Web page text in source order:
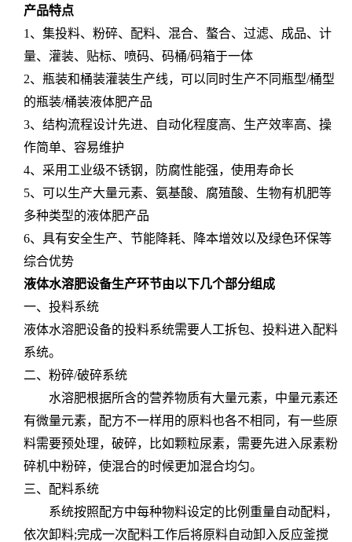
产品特点
1 、 集投料、粉碎、配料、混合、螯合、过滤、成品、计
量、灌装、贴标、喷码、码桶/码箱于一体
2、瓶装和桶装灌装生产线， 可以同时生产不同瓶型/桶型
的瓶装/桶装液体肥产品
3、结构流程设计先进、自动化程度高、生产效率高、操
作简单、容易维护
4、采用工业级不锈钢，防腐性能强，使用寿命长
5、可以生产大量元素、氨基酸、腐殖酸、生物有机肥等
多种类型的液体肥产品
6、具有安全生产、节能降耗、降本增效以及绿色环保等
综合优势
液体水溶肥设备生产环节由以下几个部分组成
一、投料系统
液体水溶肥设备的投料系统需要人工拆包、投料进入配料
系统。
二、 粉碎/破碎系统
水溶肥根据所含的营养物质有大量元素，中量元素还
有微量元素，配方不一样用的原料也各不相同，有一些原
料需要预处理，破碎，比如颗粒尿素，需要先进入尿素粉
碎机中粉碎，使混合的时候更加混合均匀。
三、配料系统
系统按照配方中每种物料设定的比例重量自动配料，
依次卸料;完成一次配料工作后将原料自动卸入 反应釜搅